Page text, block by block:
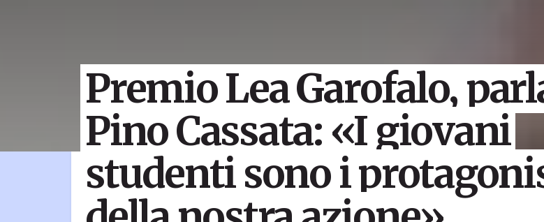
Premio Lea Garofalo,
Pino Cassata: «I giovani
studenti sono i